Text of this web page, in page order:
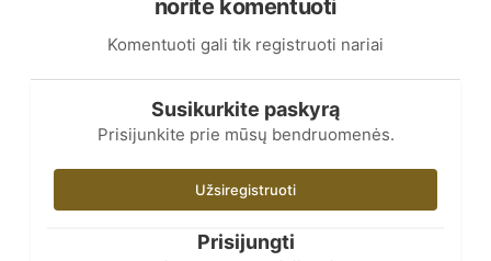
norite komentuoti
Komentuoti gali tik registruoti nariai
Susikurkite paskyrą
Prisijunkite prie mūsų bendruomenės.
Užsiregistruoti
Prisijungti